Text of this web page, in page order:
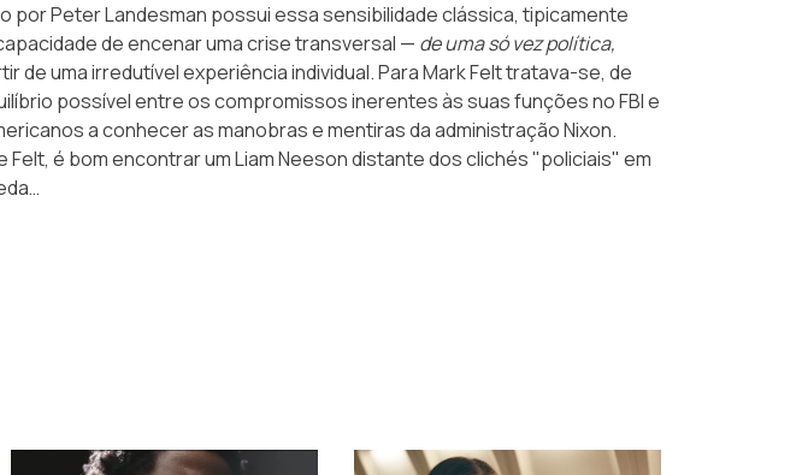
porPeter Landesman possui essa sensibilidade clássica, tipicamente
de encenar uma crise transversal — de uma só vez política,
de uma irredutível experiência individual. Para Mark Felt tratava-se, de
possível entre os compromissos inerentes às suas funções no FBI e
a conhecer as manobras e mentiras da administração Nixon.
Felt, é bom encontrar um Liam Neeson distante dos clichés "policiais" em